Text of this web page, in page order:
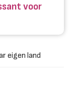
voor
eigen land